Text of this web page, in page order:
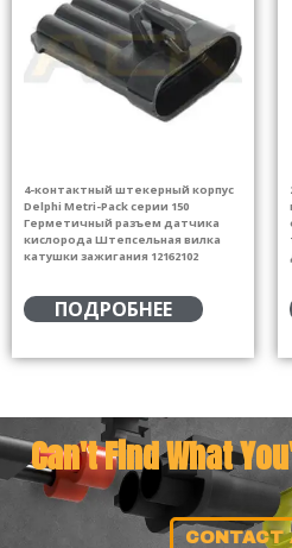
4-контактный штекерный корпус
Delphi Metri-Pack серии 150
Герметичный разъем датчика
кислорода Штепсельная вилка
катушки зажигания 12162102
ПОДРОБНЕЕ
Can't Find What
CONTACT